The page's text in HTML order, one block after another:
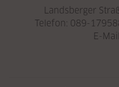
Landsberger
Telefon: 089-
E-